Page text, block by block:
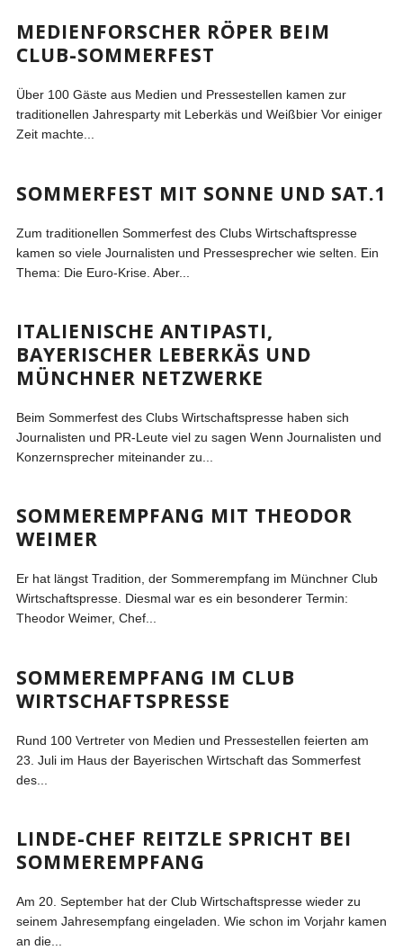
MEDIENFORSCHER RÖPER BEIM
CLUB-SOMMERFEST
Über 100 Gäste aus Medien und Pressestellen kamen zur
traditionellen Jahresparty mit Leberkäs und Weißbier Vor einiger
Zeit machte...
SOMMERFEST MIT SONNE UND SAT.1
Zum traditionellen Sommerfest des Clubs Wirtschaftspresse
kamen so viele Journalisten und Pressesprecher wie selten. Ein
Thema: Die Euro-Krise. Aber...
ITALIENISCHE ANTIPASTI,
BAYERISCHER LEBERKÄS UND
MÜNCHNER NETZWERKE
Beim Sommerfest des Clubs Wirtschaftspresse haben sich
Journalisten und PR-Leute viel zu sagen Wenn Journalisten und
Konzernsprecher miteinander zu...
SOMMEREMPFANG MIT THEODOR
WEIMER
Er hat längst Tradition, der Sommerempfang im Münchner Club
Wirtschaftspresse. Diesmal war es ein besonderer Termin:
Theodor Weimer, Chef...
SOMMEREMPFANG IM CLUB
WIRTSCHAFTSPRESSE
Rund 100 Vertreter von Medien und Pressestellen feierten am
23. Juli im Haus der Bayerischen Wirtschaft das Sommerfest
des...
LINDE-CHEF REITZLE SPRICHT BEI
SOMMEREMPFANG
Am 20. September hat der Club Wirtschaftspresse wieder zu
seinem Jahresempfang eingeladen. Wie schon im Vorjahr kamen
an die...